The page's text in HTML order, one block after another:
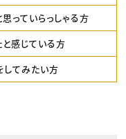
っていらっしゃる方
感じている方
してみたい方